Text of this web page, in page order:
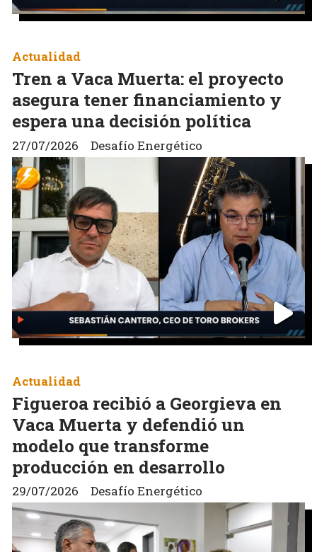
Tren a Vaca Muerta: el proyecto
asegura tener financiamiento y
espera una decisión política
Desafío Energético
Actualidad
27/07/2026
Figueroa recibió a Georgieva en
Vaca Muerta y defendió un
modelo que transforme
producción en desarrollo
Desafío Energético
Actualidad
29/07/2026